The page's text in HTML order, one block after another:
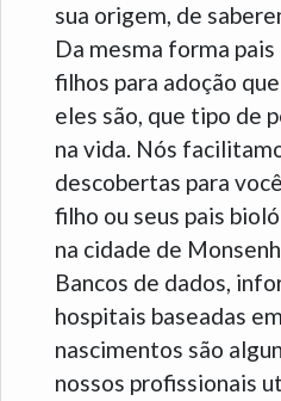
sua origem, de
Da mesma forma
filhos para adoção
eles são, que tipo de
na vida. Nós
descobertas para
filho ou seus pais
na cidade de
Bancos de dados,
hospitais baseadas
nascimentos são
nossos profissionais